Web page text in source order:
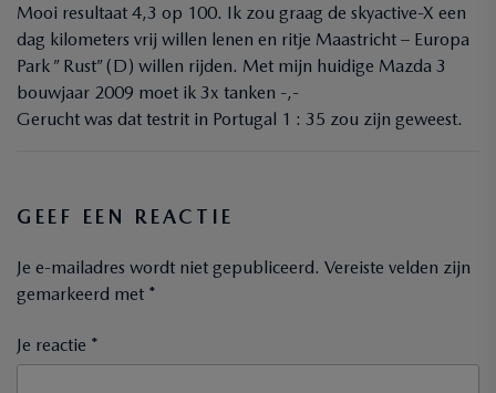
Mooi resultaat 4,3 op 100. Ik zou graag de skyactive-X een
dag kilometers vrij willen lenen en ritje Maastricht – Europa
Park ” Rust” (D) willen rijden. Met mijn huidige Mazda 3
bouwjaar 2009 moet ik 3x tanken -,-
Gerucht was dat testrit in Portugal 1 : 35 zou zijn geweest.
GEEF EEN REACTIE
Je e-mailadres wordt niet gepubliceerd. Vereiste velden zijn
gemarkeerd met *
Je reactie *